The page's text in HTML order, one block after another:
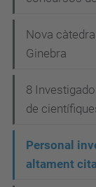
Nova
Ginebra
8
de
Personal
altament